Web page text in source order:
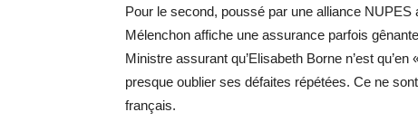
Pour le second, poussé par une alliance
Mélenchon affiche une assurance parfois
Ministre assurant qu’Elisabeth Borne n’est
presque oublier ses défaites répétées. Ce ne
français.